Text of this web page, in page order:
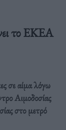
το ΕΚΕΑ
σε αίμα λόγω
Αιμοδοσίας
στο μετρό